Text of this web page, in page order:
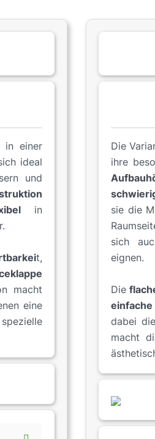
einer
ideal
und
in
t,
macht
eine
Die
ihre
sie die
sich
eignen.
Die
dabei
macht